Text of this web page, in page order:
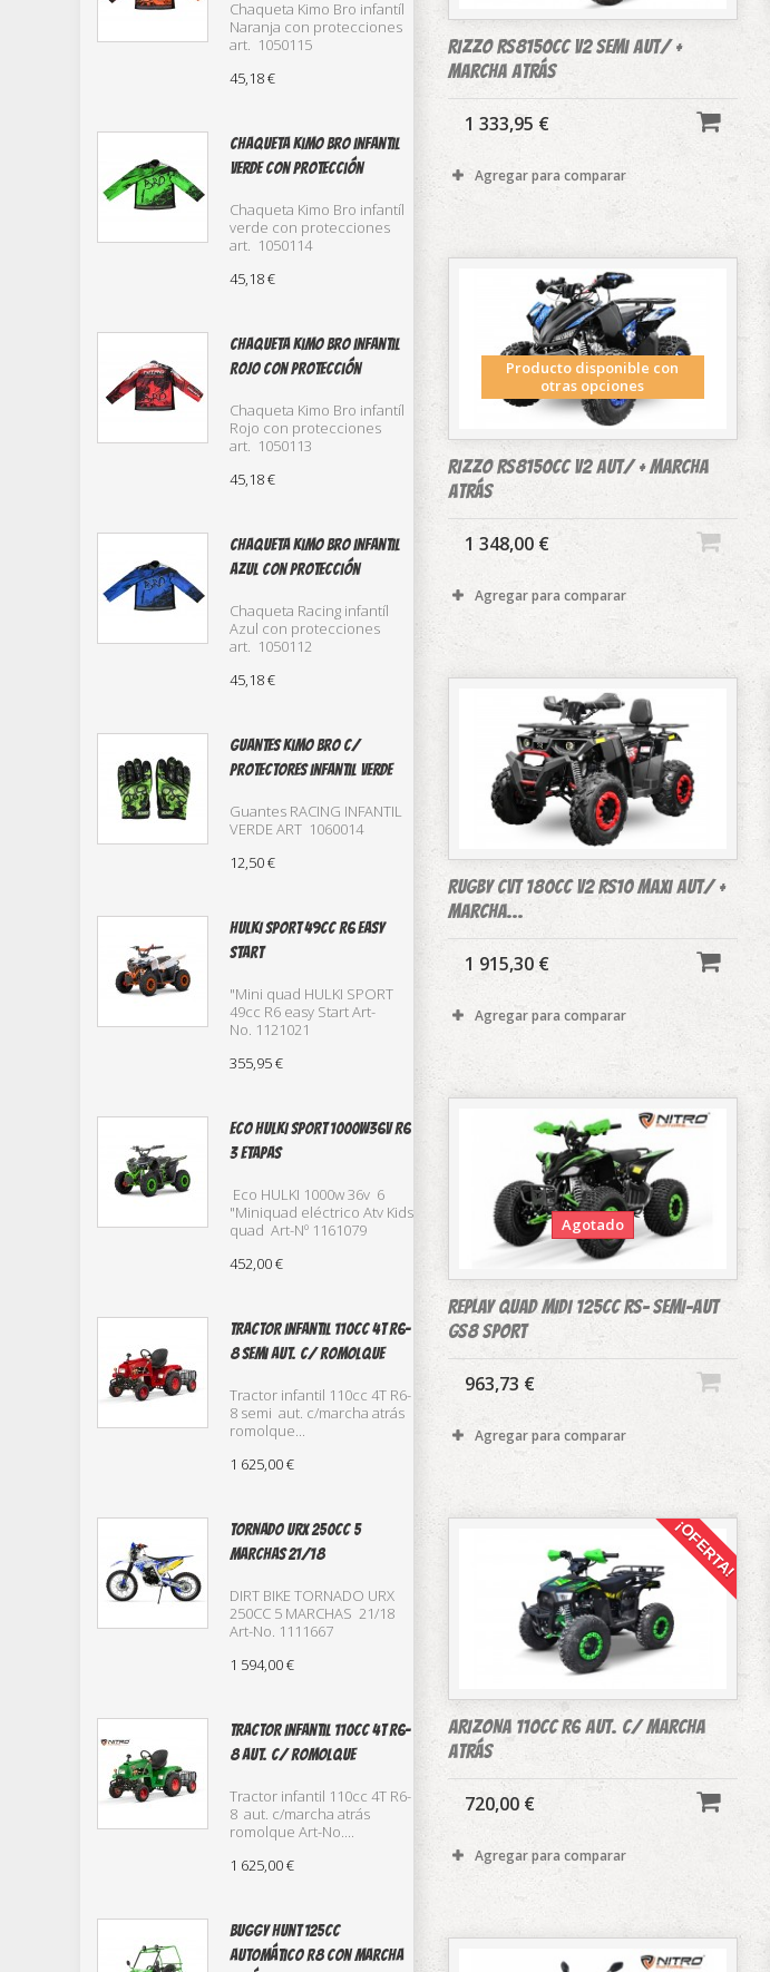
Chaqueta Kimo Bro infantíl
Naranja con protecciones
art. 1050115
45,18 €
Chaqueta Kimo Bro infantil
verde con protección
Chaqueta Kimo Bro infantíl
verde con protecciones
art. 1050114
45,18 €
Chaqueta Kimo Bro infantil
Rojo con protección
Chaqueta Kimo Bro infantíl
Rojo con protecciones
art. 1050113
45,18 €
Chaqueta kimo bro infantil
azul con protección
Chaqueta Racing infantíl
Azul con protecciones
art. 1050112
45,18 €
Guantes kimo Bro c/
protectores infantil verde
Guantes RACING INFANTIL
VERDE ART 1060014
12,50 €
HULKI SPORT 49cc R6 Easy
Start
"Mini quad HULKI SPORT
49cc R6 easy Start Art-
No. 1121021
355,95 €
Eco HULKI SPORT 1000w36v R6
3 etapas
Eco HULKI 1000w 36v 6
"Miniquad eléctrico Atv Kids
quad Art-Nº 1161079
452,00 €
TRACTOR infantil 110cc 4T R6-
8 semi aut. c/ romolque
Tractor infantil 110cc 4T R6-
8 semi aut. c/marcha atrás
romolque...
1 625,00 €
TORNADO URX 250CC 5
MARCHAS 21/18
DIRT BIKE TORNADO URX
250CC 5 MARCHAS 21/18
Art-No. 1111667
1 594,00 €
TRACTOR infantil 110cc 4T R6-
8 aut. c/ romolque
Tractor infantil 110cc 4T R6-
8 aut. c/marcha atrás
romolque Art-No....
1 625,00 €
buggy Hunt 125cc
automático R8 con marcha
RIZZO RS8150cc V2 Semi Aut/ +
marcha atrás
1 333,95 €
Agregar para comparar
Producto disponible con
otras opciones
RIZZO RS8150cc V2 Aut/ + marcha
atrás
1 348,00 €
Agregar para comparar
RUGBY CVT 180cc V2 RS10 Maxi Aut/ +
marcha...
1 915,30 €
Agregar para comparar
Agotado
REPLAY QUAD MIDI 125CC RS- SEMI-AUT
GS8 SPORT
963,73 €
Agregar para comparar
¡OFERTA!
ARIZONA 110cc R6 aut. c/ marcha
atrás
720,00 €
Agregar para comparar